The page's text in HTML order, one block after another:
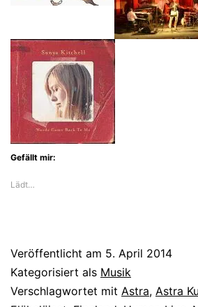
Gefällt mir:
Lädt…
Veröffentlicht am 5. April 2014
Kategorisiert als Musik
Verschlagwortet mit Astra, Astra